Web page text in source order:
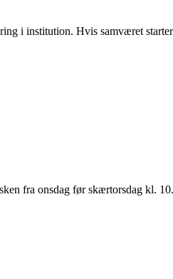
i institution. Hvis samværet
fra onsdag før skærtorsdag kl.